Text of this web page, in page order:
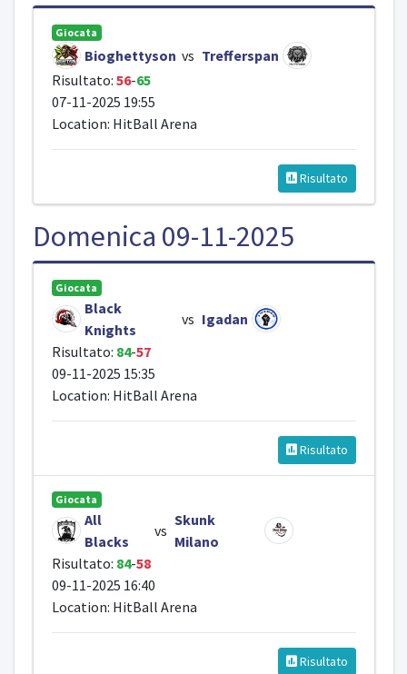
Giocata
Bioghettyson vs Trefferspan
Risultato: 56-65
07-11-2025 19:55
Location: HitBall Arena
Risultato
Domenica 09-11-2025
Giocata
Black
Knights
vs Igadan
Risultato: 84-57
09-11-2025 15:35
Location: HitBall Arena
Risultato
Giocata
All
Blacks
vs
Skunk
Milano
Risultato: 84-58
09-11-2025 16:40
Location: HitBall Arena
Risultato